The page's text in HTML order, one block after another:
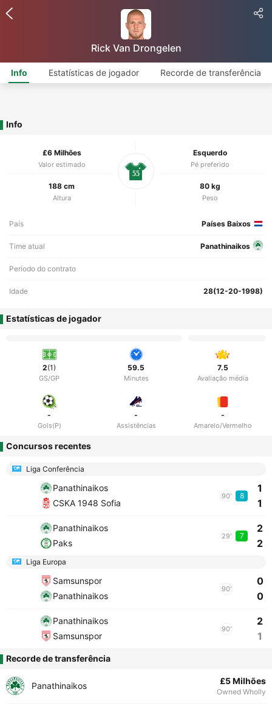
Rick Van Drongelen
Info Estatísticas de jogador Recorde de transferência
Info
£6 Milhões
Valor estimado
Esquerdo
Pé preferido
188 cm
Altura
80 kg
Peso
55
País Países Baixos
Time atual Panathinaikos
Período do contrato
Idade 28(12-20-1998)
Estatísticas de jogador
2(1)
GS/GP
59.5
Minutes
7.5
Avaliação média
-
Gols(P)
-
Assistências
-
Amarelo/Vermelho
Concursos recentes
Liga Conferência
Panathinaikos
CSKA 1948 Sofia
90' 8
1
1
Panathinaikos
Paks
29' 7
2
2
Liga Europa
Samsunspor
Panathinaikos
90'
0
0
Panathinaikos
Samsunspor
90'
2
1
Recorde de transferência
Panathinaikos £5 Milhões
Owned Wholly